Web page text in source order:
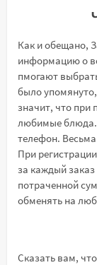
Как и обещано,
информацию о
пмогают
было
значит, что при
любимые блюда.
телефон.
При
за каждый
потраченной
обменять на
Сказать вам,